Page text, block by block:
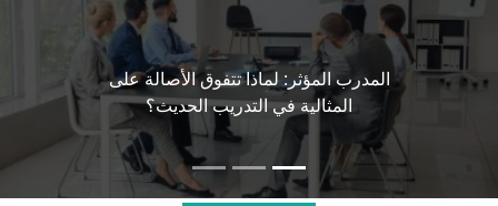
المدرب المؤثر: لماذا تتفوق الأصالة على
المثالية في التدريب الحديث؟